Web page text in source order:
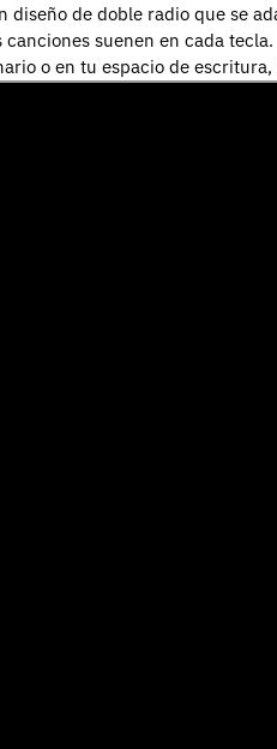
de doble radio que se
suenen en cada tecla.
o en tu espacio de